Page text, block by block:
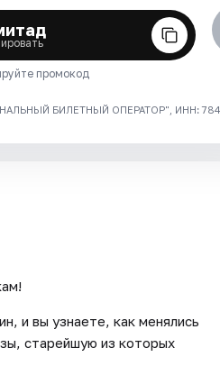
промокод
БИЛЕТНЫЙ ОПЕРАТОР", ИНН:
и вы узнаете, как менялись
старейшую из которых